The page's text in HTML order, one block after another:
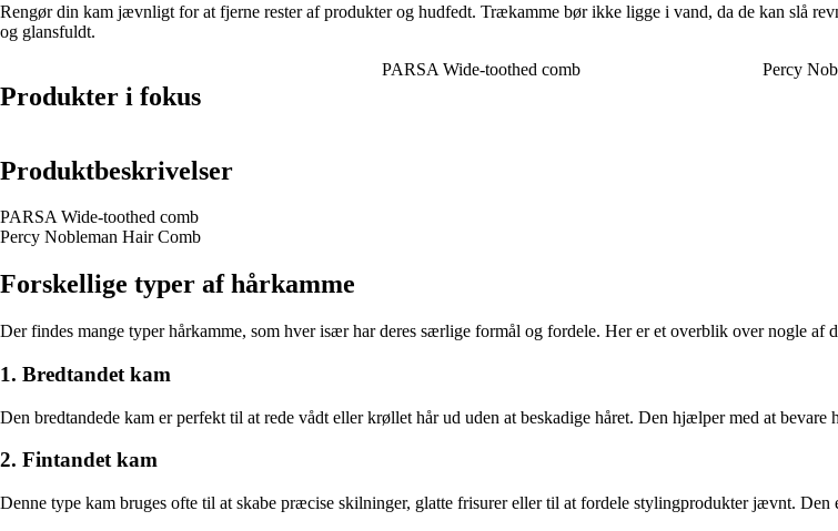
Rengør din kam jævnligt for at fjerne rester af produkter og hudfedt. Trækamme bør ikke ligge i vand, da de kan slå
og glansfuldt.
Produkter i fokus
PARSA Wide-toothed comb Percy
Produktbeskrivelser
PARSA Wide-toothed comb
Percy Nobleman Hair Comb
Forskellige typer af hårkamme
Der findes mange typer hårkamme, som hver især har deres særlige formål og fordele. Her er et overblik over nogle af
1. Bredtandet kam
Den bredtandede kam er perfekt til at rede vådt eller krøllet hår ud uden at beskadige håret. Den hjælper med at
2. Fintandet kam
Denne type kam bruges ofte til at skabe præcise skilninger, glatte frisurer eller til at fordele stylingprodukter jævnt.